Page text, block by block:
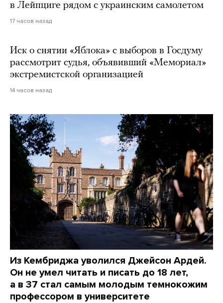
в Лейпциге рядом с украинским самолетом
17 часов назад
Иск о снятии «Яблока» с выборов в Госдуму
рассмотрит судья, объявивший «Мемориал»
экстремистской организацией
14 часов назад
Из Кембриджа уволился Джейсон Ардей.
Он не умел читать и писать до 18 лет,
а в 37 стал самым молодым темнокожим
профессором в университете